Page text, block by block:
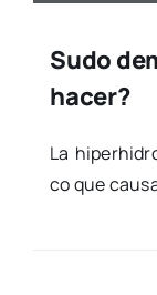
Sudo
hacer?
La
co que